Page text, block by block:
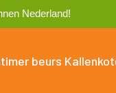
Nederland!
beurs